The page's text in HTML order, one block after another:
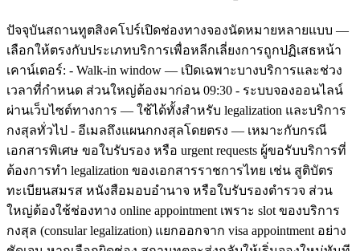
ปัจจุบันสถานทูตสิงคโปร์เปิดช่องทางจองนัดหมายหลายแบบ —
เลือกให้ตรงกับประเภทบริการเพื่อหลีกเลี่ยงการถูกปฏิเสธหน้า
เคาน์เตอร์: - Walk-in window — เปิดเฉพาะบางบริการและช่วง
เวลาที่กำหนด ส่วนใหญ่ต้องมาก่อน 09:30 - ระบบจองออนไลน์
ผ่านเว็บไซต์ทางการ — ใช้ได้ทั้งสำหรับ legalization และบริการ
กงสุลทั่วไป - อีเมลถึงแผนกกงสุลโดยตรง — เหมาะกับกรณี
เอกสารพิเศษ ขอใบรับรอง หรือ urgent requests ผู้ขอรับบริการที่
ต้องการทำ legalization ของเอกสารราชการไทย เช่น สูติบัตร
ทะเบียนสมรส หนังสือมอบอำนาจ หรือใบรับรองตำรวจ ส่วน
ใหญ่ต้องใช้ช่องทาง online appointment เพราะ slot ของบริการ
กงสุล (consular legalization) แยกออกจาก visa appointment อย่าง